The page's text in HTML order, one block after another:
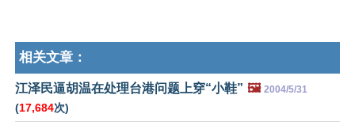
相关文章：
江泽民逼胡温在处理台港问题上穿“小鞋” 🖼️ 2004/5/31
(17,684次)